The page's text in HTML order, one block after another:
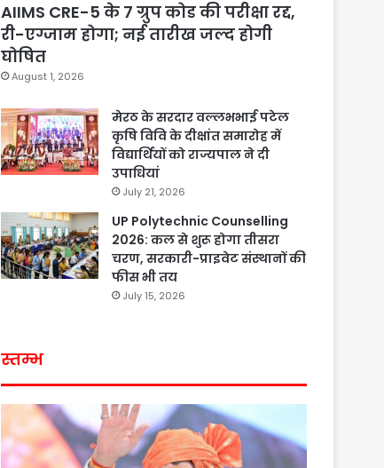
AIIMS CRE-5 के 7 ग्रुप कोड की परीक्षा रद्द,
री-एग्जाम होगा; नई तारीख जल्द होगी
घोषित
August 1, 2026
मेरठ के सरदार वल्लभभाई पटेल
कृषि विवि के दीक्षांत समारोह में
विद्यार्थियों को राज्यपाल ने दी
उपाधियां
July 21, 2026
UP Polytechnic Counselling
2026: कल से शुरू होगा तीसरा
चरण, सरकारी-प्राइवेट संस्थानों की
फीस भी तय
July 15, 2026
स्तम्भ